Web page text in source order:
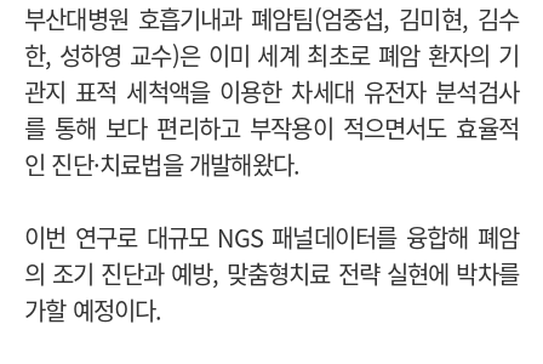
부산대병원 호흡기내과 폐암팀(엄중섭, 김미현, 김수
한, 성하영 교수)은 이미 세계 최초로 폐암 환자의 기
관지 표적 세척액을 이용한 차세대 유전자 분석검사
를 통해 보다 편리하고 부작용이 적으면서도 효율적
인 진단·치료법을 개발해왔다.
이번 연구로 대규모 NGS 패널데이터를 융합해 폐암
의 조기 진단과 예방, 맞춤형치료 전략 실현에 박차를
가할 예정이다.